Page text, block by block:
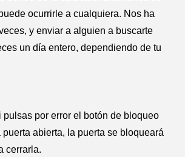
ocurrirle a cualquiera. Nos ha
y enviar a alguien a buscarte
un día entero, dependiendo de tu
pulsas por error el botón de bloqueo
abierta, la puerta se bloqueará
cerrarla.